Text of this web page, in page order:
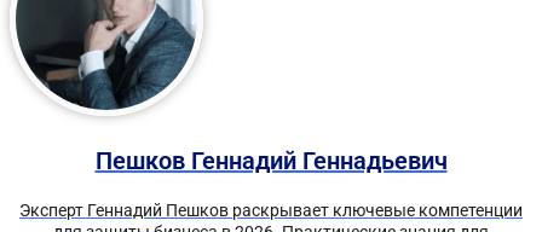
Пешков Геннадий Геннадьевич
Эксперт Геннадий Пешков раскрывает ключевые компетенции